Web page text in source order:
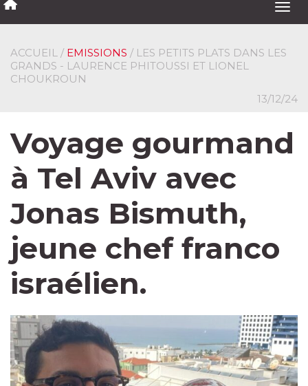
ACCUEIL / EMISSIONS / LES PETITS PLATS DANS LES
GRANDS - LAURENCE PHITOUSSI ET LIONEL
CHOUKROUN
13/12/24
Voyage gourmand
à Tel Aviv avec
Jonas Bismuth,
jeune chef franco
israélien.